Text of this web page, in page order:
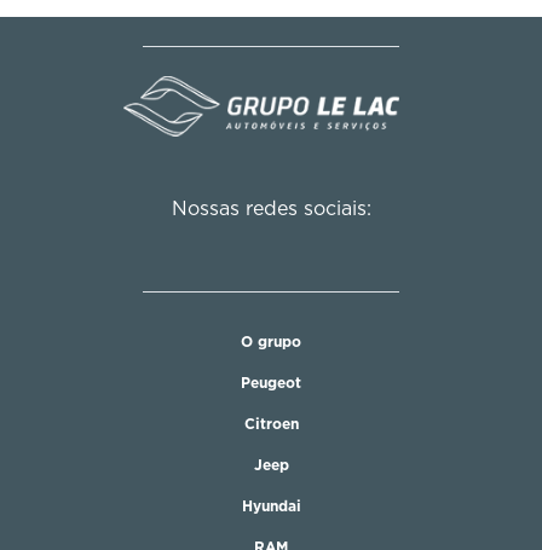
Nossas redes sociais:
O grupo
Peugeot
Citroen
Jeep
Hyundai